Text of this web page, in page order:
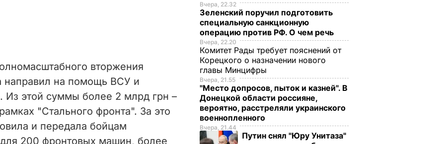
вторжения
направил на помощь ВСУ и
. Из этой суммы более 2 млрд грн –
"Стального фронта". За это
и передала бойцам
200 фронтовых машин, более
Вчера, 22.32
Зеленский поручил подготовить
специальную санкционную
операцию против РФ. О чем речь
Вчера, 22.20
Комитет Рады требует пояснений от
Корецкого о назначении нового
главы Минцифры
Вчера, 21.55
"Место допросов, пыток и казней". В
Донецкой области россияне,
вероятно, расстреляли украинского
военнопленного
Вчера, 21.44
Путин снял "Юру Унитаза"